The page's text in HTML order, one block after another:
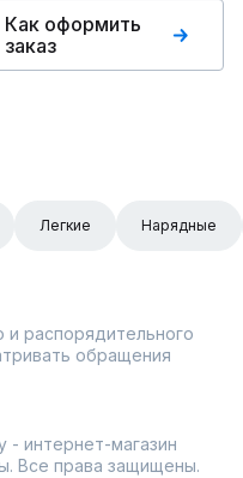
Как оформить
заказ
Легкие Нарядные
и распорядительного
обращения
- интернет-магазин
Все права защищены.